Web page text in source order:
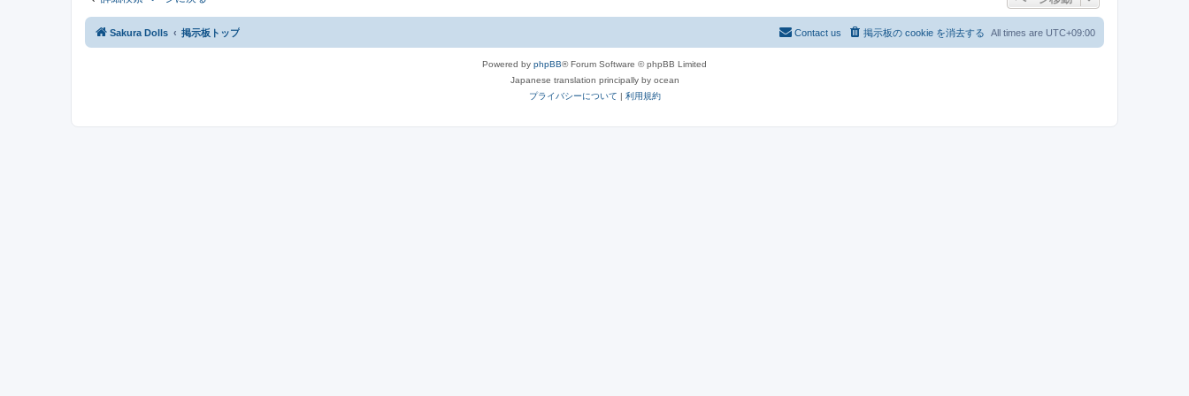
Sakura Dolls 掲示板トップ All times are UTC+09:00
掲示板の cookie を消去する
Contact us
Powered by phpBB® Forum Software © phpBB Limited
Japanese translation principally by ocean
プライバシーについて | 利用規約